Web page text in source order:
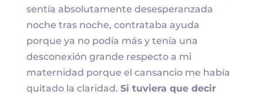
sentía absolutamente desesperanzada
noche tras noche, contrataba ayuda
porque ya no podía más y tenía una
desconexión grande respecto a mi
maternidad porque el cansancio me había
quitado la claridad. Si tuviera que decir